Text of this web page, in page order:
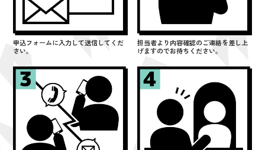
申込フォームに入力して送信してくだ
さい。
担当者より内容確認のご連絡を差し上
げますのでお待ちください。